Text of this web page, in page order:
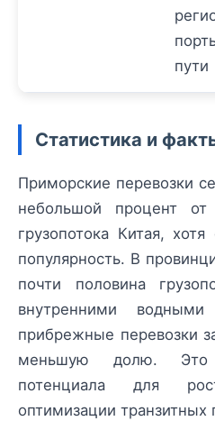
пути
Статистика и
Приморские перевозки
небольшой процент от
грузопотока Китая,
популярность. В
почти половина
внутренними
прибрежные перевозки
меньшую долю. Это
потенциала для
оптимизации транзитных